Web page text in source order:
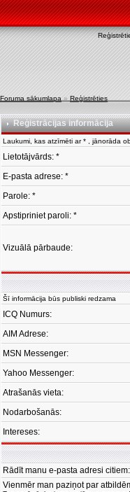
Foruma sākumlapa » Reģistrēties
Reģistrācijas informācija
Laukumi, kas atzīmēti ar * , jānorāda
Lietotājvārds: *
E-pasta adrese: *
Parole: *
Apstipriniet paroli: *
Vizuālā pārbaude:
Šī informācija būs publiski redzama
ICQ Numurs:
AIM Adrese:
MSN Messenger:
Yahoo Messenger:
Atrašanās vieta:
Nodarbošanās:
Intereses:
Rādīt manu e-pasta adresi citiem:
Vienmēr man paziņot par